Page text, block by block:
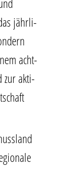
jähr­li­
acht­
zur akti­